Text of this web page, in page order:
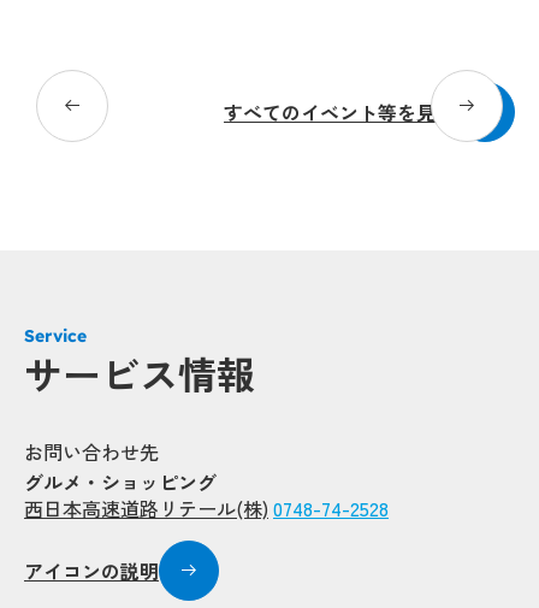
すべてのイベント等を見る
Service
サービス情報
お問い合わせ先
グルメ・ショッピング
西日本高速道路リテール(株) 0748-74-2528
アイコンの説明